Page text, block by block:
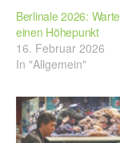
Berlinale 2026:
einen Höhepunkt
16. Februar 2026
In "Allgemein"